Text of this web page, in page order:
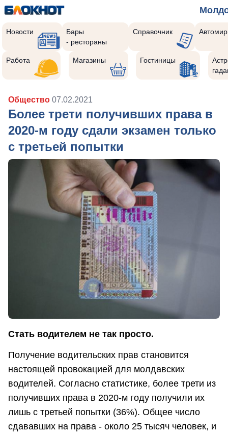
Новости
Бары
- рестораны
Справочник Автомир
Работа Магазины Гостиницы
Общество 07.02.2021
Более трети получивших права в
2020-м году сдали экзамен только
с третьей попытки
Стать водителем не так просто.
Получение водительских прав становится
настоящей провокацией для молдавских
водителей. Согласно статистике, более трети из
получивших права в 2020-м году получили их
лишь с третьей попытки (36%). Общее число
сдававших на права - около 25 тысяч человек, и